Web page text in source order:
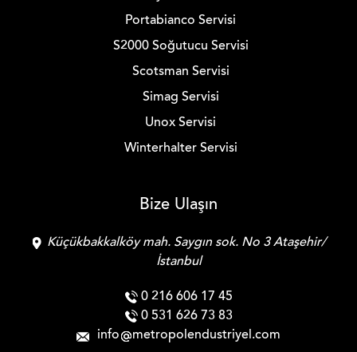
Portabianco Servisi
S2000 Soğutucu Servisi
Scotsman Servisi
Simag Servisi
Unox Servisi
Winterhalter Servisi
Bize Ulaşın
Küçükbakkalköy mah. Saygın sok. No 3 Ataşehir/
İstanbul
0 216 606 17 45
0 531 626 73 83
info
metropolendustriyel.com